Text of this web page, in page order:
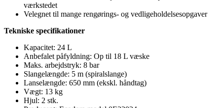
værkstedet
Velegnet til mange rengørings- og vedligeholdelsesopgaver
Tekniske specifikationer
Kapacitet: 24 L
Anbefalet påfyldning: Op til 18 L væske
Maks. arbejdstryk: 8 bar
Slangelængde: 5 m (spiralslange)
Lanselængde: 650 mm (ekskl. håndtag)
Vægt: 13 kg
Hjul: 2 stk.